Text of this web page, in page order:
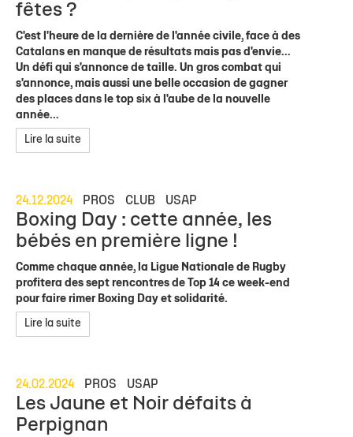
fêtes ?
C'est l'heure de la dernière de l'année civile, face à des
Catalans en manque de résultats mais pas d'envie...
Un défi qui s'annonce de taille. Un gros combat qui
s'annonce, mais aussi une belle occasion de gagner
des places dans le top six à l'aube de la nouvelle
année...
Lire la suite
24.12.2024 PROS CLUB USAP
Boxing Day : cette année, les
bébés en première ligne !
Comme chaque année, la Ligue Nationale de Rugby
profitera des sept rencontres de Top 14 ce week-end
pour faire rimer Boxing Day et solidarité.
Lire la suite
24.02.2024 PROS USAP
Les Jaune et Noir défaits à
Perpignan